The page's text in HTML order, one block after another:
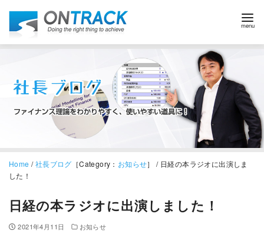
Home /社長ブログ ［Category： お知らせ］ / 日経の本ラジオに出演しま
した！
日経の本ラジオに出演しました！
2021年4月11日 お知らせ